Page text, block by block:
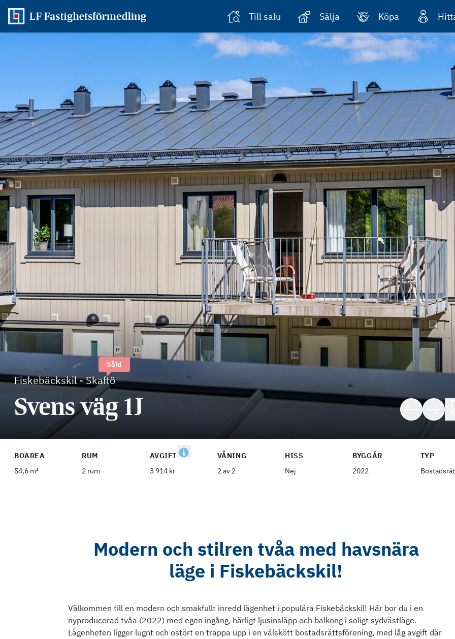
Till salu Sälja Köpa
Fiskebäckskil-Skaftö
Såld
Svens väg 1J
BOAREA
54,6 m²
RUM
2 rum
AVGIFT
3 914 kr
VÅNING
2 av 2
HISS
Nej
BYGGÅR
2022
TYP
Modern och stilren tvåa med havsnära
läge i Fiskebäckskil!
Välkommen till en modern och smakfullt inredd lägenhet i populära Fiskebäckskil! Här bor du i en
nyproducerad tvåa (2022) med egen ingång, härligt ljusinsläpp och balkong i soligt sydvästläge.
Lägenheten ligger lugnt och ostört en trappa upp i en välskött bostadsrättsförening, med låg avgift där